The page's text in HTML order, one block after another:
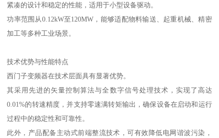
紧凑的设计和稳定的性能，适用于小型设备驱动。
功率范围从0.12kW至120MW，能够适配物料输送、起重机械、精密
加工等多种工业场景。
技术优势与性能特点
西门子变频器在技术层面具有显著优势。
其采用先进的矢量控制算法与全数字信号处理技术，实现了高达
0.01%的转速精度，并支持零速满转矩输出，确保设备在启动和运行
过程中的稳定性和可靠性。
此外，产品配备主动式前端整流技术，可有效降低电网谐波污染，